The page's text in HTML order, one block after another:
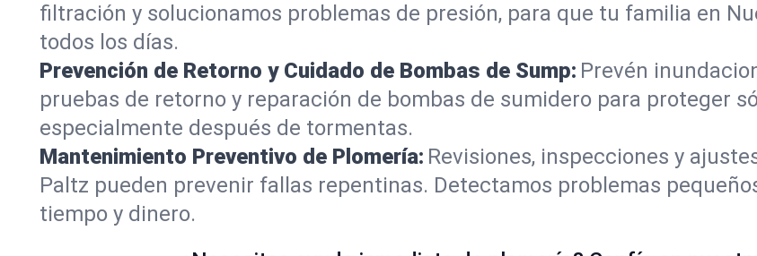
filtración y solucionamos problemas de presión, para que tu familia en
todos los días.
Prevención de Retorno y Cuidado de Bombas de Sump: Prevén
pruebas de retorno y reparación de bombas de sumidero para proteger
especialmente después de tormentas.
Mantenimiento Preventivo de Plomería: Revisiones, inspecciones y
Paltz pueden prevenir fallas repentinas. Detectamos problemas
tiempo y dinero.